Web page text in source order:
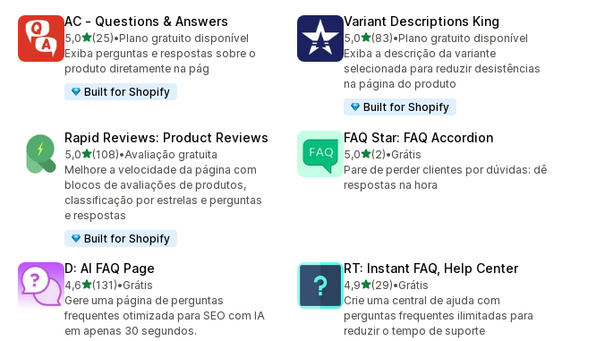
AC ‑ Questions & Answers
5,0de 5 estrelas
(25)
25 avaliações ao todo
•Plano gratuito disponível
Exiba perguntas e respostas sobre o
produto diretamente na pág
Built for Shopify
Variant Descriptions King
5,0de 5 estrelas
(83)
83 avaliações ao todo
•Plano gratuito disponível
Exiba a descrição da variante
selecionada para reduzir desistências
na página do produto
Built for Shopify
Rapid Reviews: Product Reviews
5,0de 5 estrelas
(108)
108 avaliações ao todo
•Avaliação gratuita
Melhore a velocidade da página com
blocos de avaliações de produtos,
classificação por estrelas e perguntas
e respostas
Built for Shopify
FAQ Star: FAQ Accordion
5,0de 5 estrelas
(2)
2 avaliações ao todo
•Grátis
Pare de perder clientes por dúvidas: dê
respostas na hora
D: AI FAQ Page
4,6de 5 estrelas
(131)
131 avaliações ao todo
•Grátis
Gere uma página de perguntas
frequentes otimizada para SEO com IA
em apenas 30 segundos.
RT: Instant FAQ, Help Center
4,9de 5 estrelas
(29)
29 avaliações ao todo
•Grátis
Crie uma central de ajuda com
perguntas frequentes ilimitadas para
reduzir o tempo de suporte